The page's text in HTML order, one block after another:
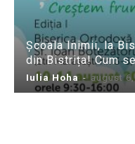
Școala Inimii, la
din Bistrița! Cum
Iulia Hoha - august 6,